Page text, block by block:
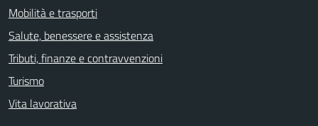
Mobilità e trasporti
Salute, benessere e assistenza
Tributi, finanze e contravvenzioni
Turismo
Vita lavorativa